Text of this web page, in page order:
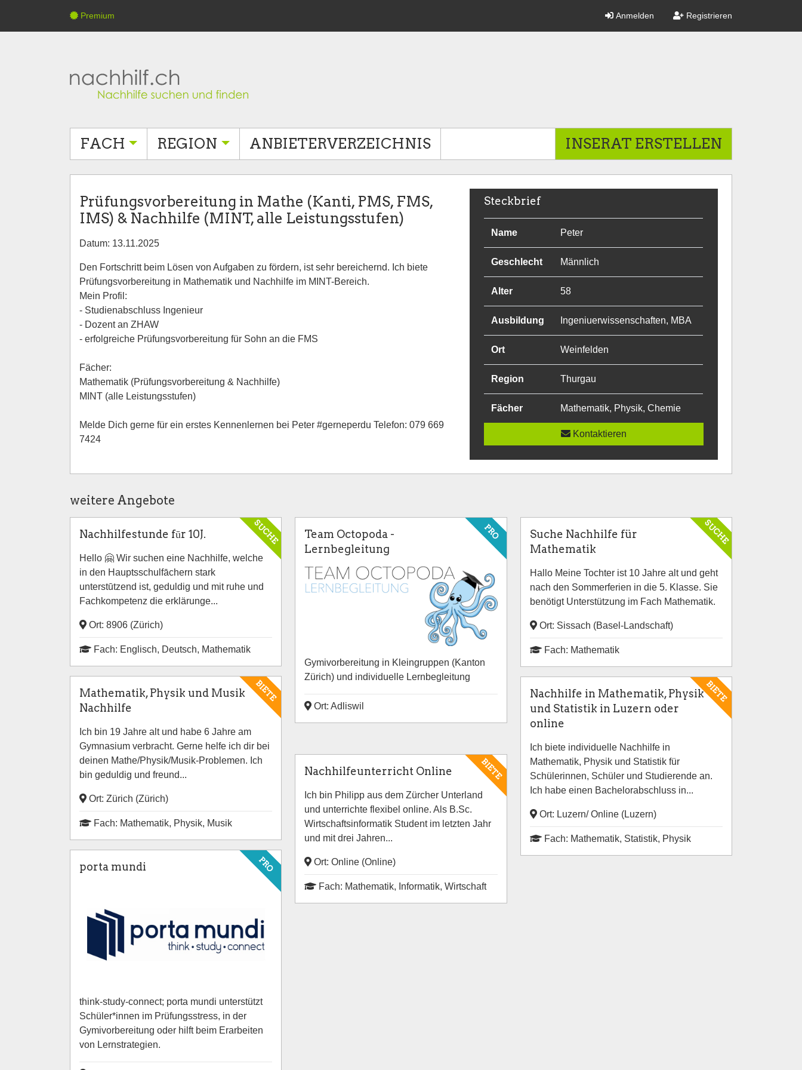
Premium Anmelden Registrieren
FACH REGION ANBIETERVERZEICHNIS INSERAT ERSTELLEN
Prüfungsvorbereitung in Mathe (Kanti, PMS, FMS,
IMS) & Nachhilfe (MINT, alle Leistungsstufen)
Datum: 13.11.2025
Den Fortschritt beim Lösen von Aufgaben zu fördern, ist sehr bereichernd. Ich biete
Prüfungsvorbereitung in Mathematik und Nachhilfe im MINT-Bereich.
Mein Profil:
- Studienabschluss Ingenieur
- Dozent an ZHAW
- erfolgreiche Prüfungsvorbereitung für Sohn an die FMS
Fächer:
Mathematik (Prüfungsvorbereitung & Nachhilfe)
MINT (alle Leistungsstufen)
Melde Dich gerne für ein erstes Kennenlernen bei Peter #gerneperdu Telefon: 079 669
7424
Steckbrief
Name Peter
Geschlecht Männlich
Alter 58
Ausbildung Ingeniuerwissenschaften, MBA
Ort Weinfelden
Region Thurgau
Fächer Mathematik, Physik, Chemie
Kontaktieren
weitere Angebote
SUCHE
Nachhilfestunde fūr 10J.
Hello 🤗 Wir suchen eine Nachhilfe, welche
in den Hauptsschulfāchern stark
unterstūtzend ist, geduldig und mit ruhe und
Fachkompetenz die erklärunge...
Ort: 8906 (Zürich)
Fach: Englisch, Deutsch, Mathematik
PRO
Team Octopoda -
Lernbegleitung
Gymivorbereitung in Kleingruppen (Kanton
Zürich) und individuelle Lernbegleitung
Ort: Adliswil
SUCHE
Suche Nachhilfe für
Mathematik
Hallo Meine Tochter ist 10 Jahre alt und geht
nach den Sommerferien in die 5. Klasse. Sie
benötigt Unterstützung im Fach Mathematik.
Ort: Sissach (Basel-Landschaft)
Fach: Mathematik
BIETE
Mathematik, Physik und Musik
Nachhilfe
Ich bin 19 Jahre alt und habe 6 Jahre am
Gymnasium verbracht. Gerne helfe ich dir bei
deinen Mathe/Physik/Musik-Problemen. Ich
bin geduldig und freund...
Ort: Zürich (Zürich)
Fach: Mathematik, Physik, Musik
BIETE
Nachhilfeunterricht Online
Ich bin Philipp aus dem Zürcher Unterland
und unterrichte flexibel online. Als B.Sc.
Wirtschaftsinformatik Student im letzten Jahr
und mit drei Jahren...
Ort: Online (Online)
Fach: Mathematik, Informatik, Wirtschaft
BIETE
Nachhilfe in Mathematik, Physik
und Statistik in Luzern oder
online
Ich biete individuelle Nachhilfe in
Mathematik, Physik und Statistik für
Schülerinnen, Schüler und Studierende an.
Ich habe einen Bachelorabschluss in...
Ort: Luzern/ Online (Luzern)
Fach: Mathematik, Statistik, Physik
PRO
porta mundi
think-study-connect; porta mundi unterstützt
Schüler*innen im Prüfungsstress, in der
Gymivorbereitung oder hilft beim Erarbeiten
von Lernstrategien.